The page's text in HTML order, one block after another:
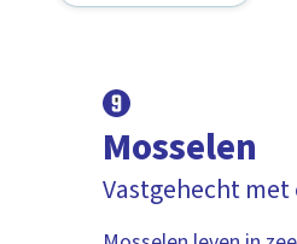
Mosselen
Vastgehecht met